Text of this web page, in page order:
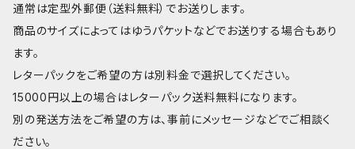
通常は定型外郵便（送料無料）でお送りします。
商品のサイズによってはゆうパケットなどでお送りする場合もあり
ます。
レターパックをご希望の方は別料金で選択してください。
15000円以上の場合はレターパック送料無料になります。
別の発送方法をご希望の方は、事前にメッセージなどでご相談く
ださい。